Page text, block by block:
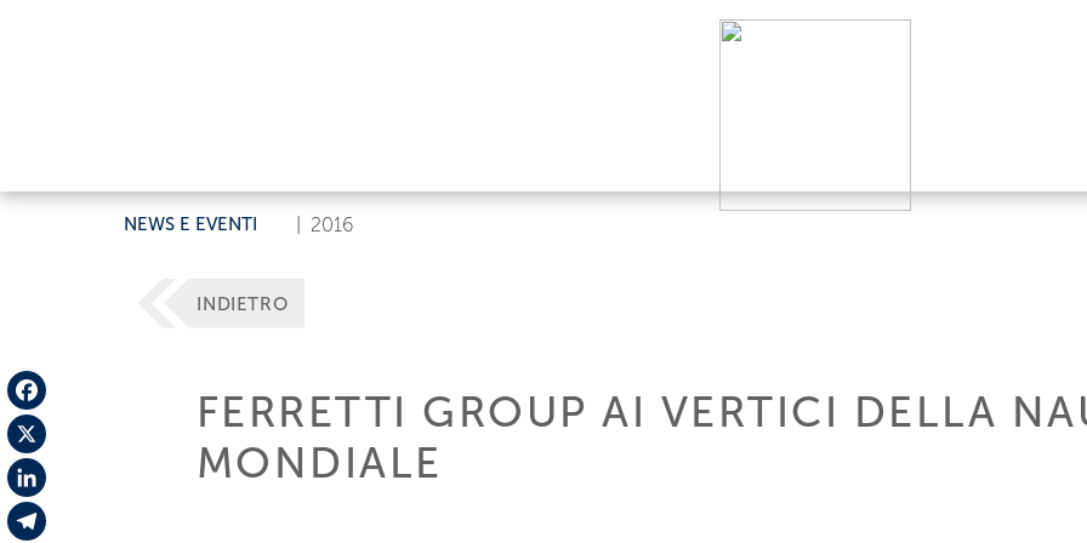
NEWS E EVENTI 2016
Facebook
X
LinkedIn
INDIETRO
FERRETTI GROUP AI VERTICI DELLA
MONDIALE